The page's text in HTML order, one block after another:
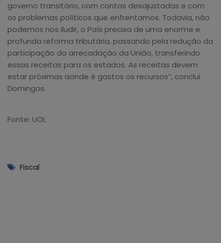
governo transitório, com contas desajustadas e com
os problemas políticos que enfrentamos. Todavia, não
podemos nos iludir, o País precisa de uma enorme e
profunda reforma tributária, passando pela redução da
participação da arrecadação da União, transferindo
essas receitas para os estados. As receitas devem
estar próximas aonde é gastos os recursos”, conclui
Domingos.
Fonte: UOL
Fiscal